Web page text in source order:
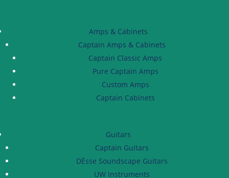
Amps & Cabinets
Captain Amps & Cabinets
Captain Classic Amps
Pure Captain Amps
Custom Amps
Captain Cabinets
Guitars
Captain Guitars
DÉsse Soundscape Guitars
UW Instruments